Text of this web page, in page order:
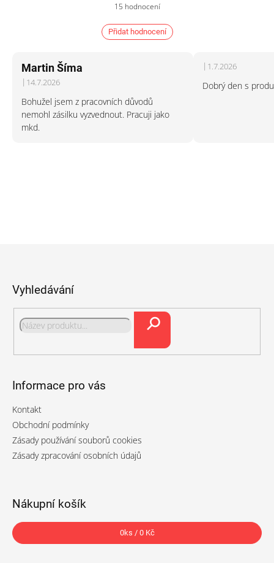
Průměrné
produktu
je
15 hodnocení
Přidat hodnocení
Martin Šíma
Hodnocení produktu je 5 z 5 hvězdiček.
| 14.7.2026
Bohužel jsem z pracovních důvodů
nemohl zásilku vyzvednout. Pracuji jako
mkd.
Hodnocení
| 1.7.2026
Dobrý den s
Vyhledávání
Informace pro vás
Kontakt
Obchodní podmínky
Zásady používání souborů cookies
Zásady zpracování osobních údajů
Nákupní košík
0ks / 0 Kč